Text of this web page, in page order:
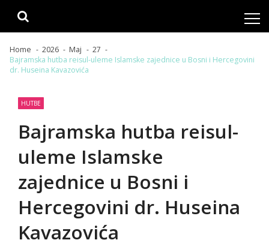
Home 2026 Maj
27
Bajramska hutba reisul-uleme Islamske zajednice u Bosni i Hercegovini
dr. Huseina Kavazovića
HUTBE
Bajramska hutba reisul-
uleme Islamske
zajednice u Bosni i
Hercegovini dr. Huseina
Kavazovića